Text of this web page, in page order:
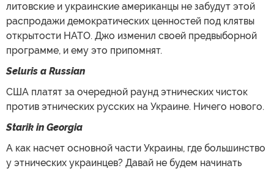
литовские и украинские американцы не забудут этой
распродажи демократических ценностей под клятвы
открытости НАТО. Джо изменил своей предвыборной
программе, и ему это припомнят.
Seluris a Russian
США платят за очередной раунд этнических чисток
против этнических русских на Украине. Ничего нового.
Starik in Georgia
А как насчет основной части Украины, где большинство
у этнических украинцев? Давай не будем начинать